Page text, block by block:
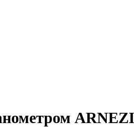
ARNEZI